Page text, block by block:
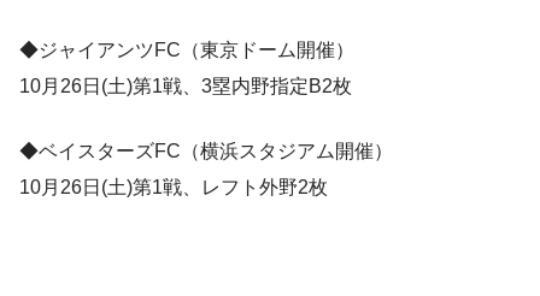
◆ジャイアンツFC（東京ドーム開催）
10月26日(土)第1戦、3塁内野指定B2枚
◆ベイスターズFC（横浜スタジアム開催）
10月26日(土)第1戦、レフト外野2枚